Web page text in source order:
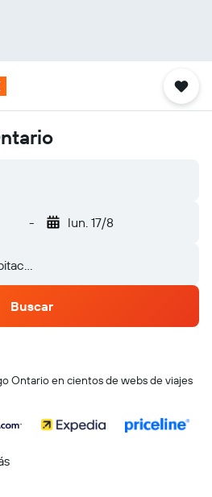
- lun. 17/8
Buscar
Ontario en cientos de webs de viajes